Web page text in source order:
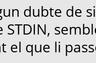
with RSA
with RSA
el
dubte de
el que li